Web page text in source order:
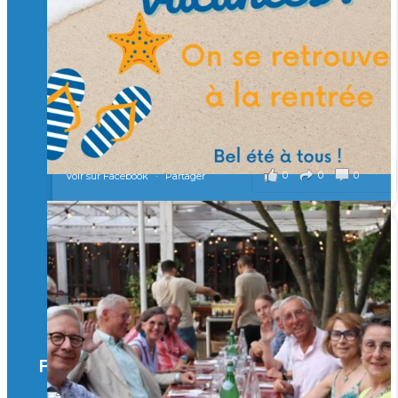
Merci à tous !
🎯 Taxe d’apprentissage 2026 : avec l'Isep, investissez pour
un numérique au service de l'humain !
À l’Isep, nous formons des ingénieurs, des bachelors, des
Mastères Spécialisés, qui allient excellence technologique et
valeurs humaines, au cœur de notre pro
...Voir plus
il y a 2 mois
0 0 0
Voir sur Facebook · Partager
🚀Afterwork à Genève 🚀
🥳 Le 22 avril dernier, 14 Alumni vivant / travaillant
en Suisse ont partagé un moment convivial de
retrouvailles et d'échanges !
Merci à tous pour votre présence et à Alexandre
CHEA pour l'organisation !
il y a 3 mois
Facebook